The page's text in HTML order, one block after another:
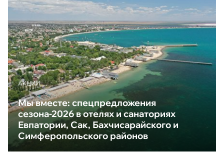
АКЦИИ
Мы вместе: спецпредложения
сезона-2026 в отелях и санаториях
Евпатории, Сак, Бахчисарайского и
Симферопольского районов